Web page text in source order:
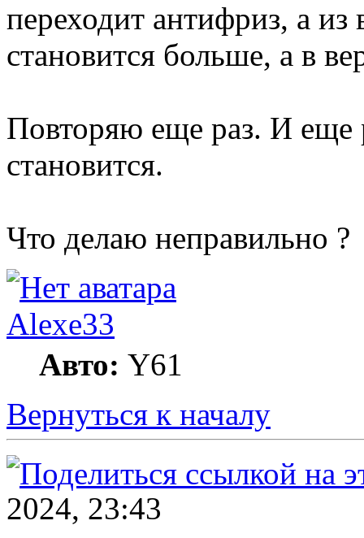
переходит антифриз, а
становится больше, а в
Повторяю еще раз. И еще
становится.
Что делаю неправильно ?
Alexe33
Авто: Y61
Вернуться к началу
2024, 23:43